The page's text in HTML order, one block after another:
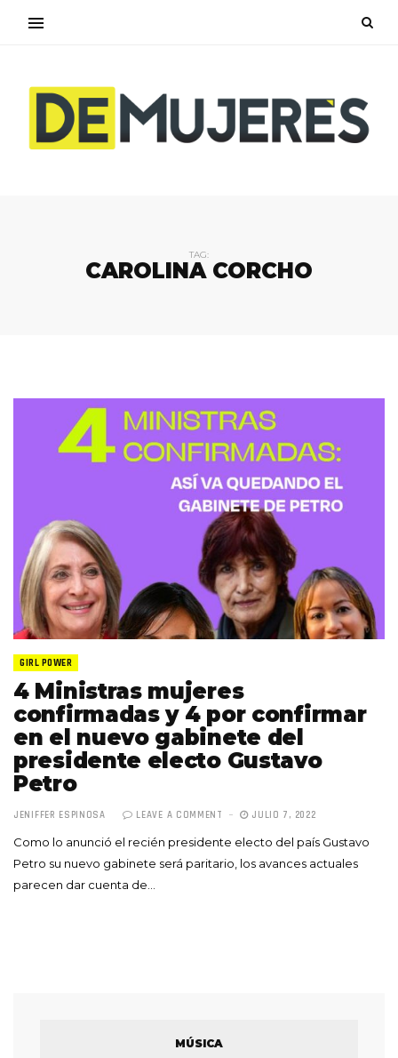
TAG:
CAROLINA CORCHO
GIRL POWER
4 Ministras mujeres
confirmadas y 4 por confirmar
en el nuevo gabinete del
presidente electo Gustavo
Petro
JENIFFER ESPINOSA LEAVE A COMMENT JULIO 7, 2022
Como lo anunció el recién presidente electo del país Gustavo
Petro su nuevo gabinete será paritario, los avances actuales
parecen dar cuenta de…
MÚSICA